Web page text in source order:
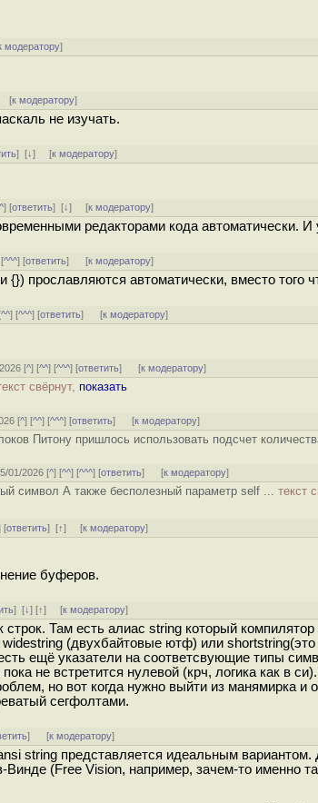
модератору]
[к модератору]
не изучать.
][↓] [к модератору]
] [ответить][↓] [к модератору]
редакторами кода автоматически. И
^^^] [ответить] [к модератору]
прославляются автоматически, вместо того
^^] [^^^] [ответить] [к модератору]
[^] [^^] [^^^] [ответить] [к модератору]
свёрнут, показать
[^] [^^] [^^^] [ответить] [к модератору]
Питону пришлось использовать подсчет
01/2026 [^] [^^] [^^^] [ответить] [к модератору]
символ А также бесполезный параметр self ... текст
[ответить][↑] [к модератору]
буферов.
][↓] [↑] [к модератору]
Там есть алиас string который
(двухбайтовые ютф) или
ещё указатели на соответсвующие типы
не встретится нулевой (крч, логика как в
но вот когда нужно выйти из манямирка и
сегфолтами.
] [к модератору]
string представляется идеальным вариантом.
(Free Vision, например, зачем-то именно